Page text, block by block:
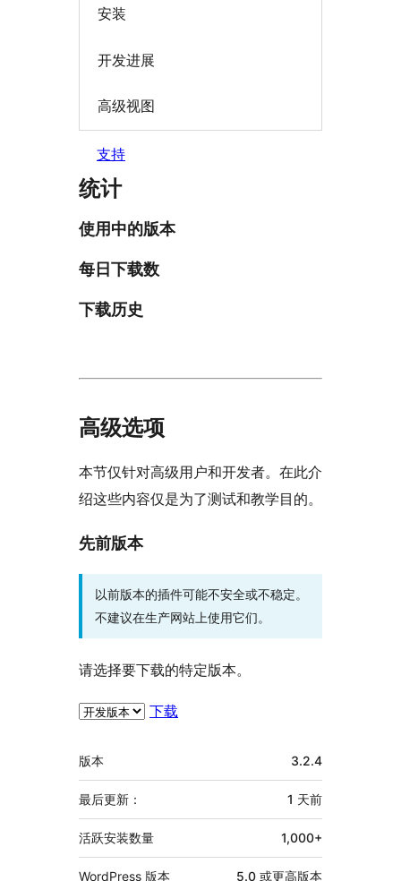
安装
开发进展
高级视图
支持
统计
使用中的版本
每日下载数
下载历史
高级选项
本节仅针对高级用户和开发者。在此介
绍这些内容仅是为了测试和教学目的。
先前版本
以前版本的插件可能不安全或不稳定。
不建议在生产网站上使用它们。
请选择要下载的特定版本。
下载
额
外
信
息
版本 3.2.4
最后更新： 1 天前
活跃安装数量 1,000+
WordPress 版本 5.0 或更高版本